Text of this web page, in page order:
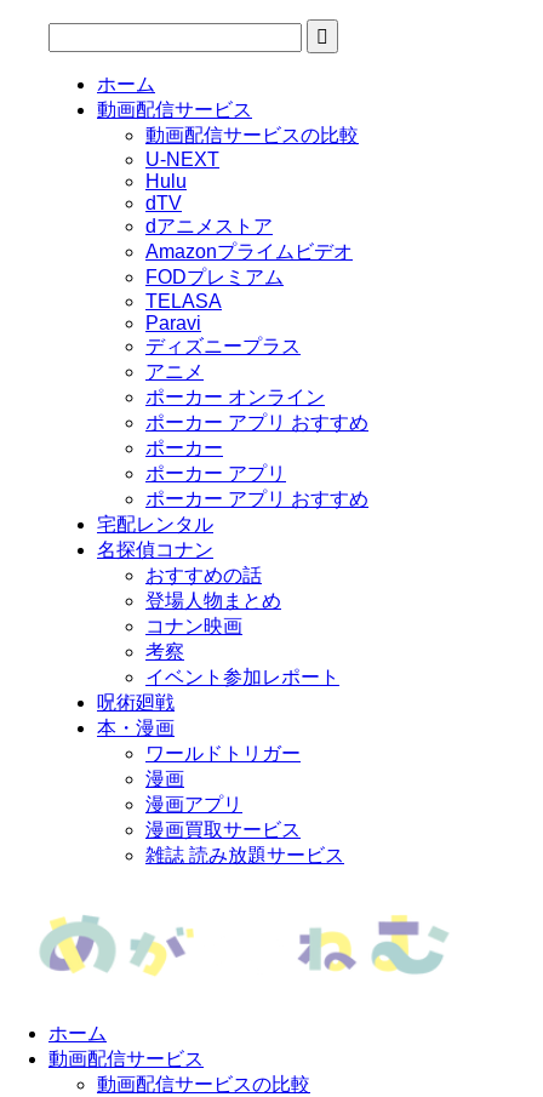
ホーム
動画配信サービス
動画配信サービスの比較
U-NEXT
Hulu
dTV
dアニメストア
Amazonプライムビデオ
FODプレミアム
TELASA
Paravi
ディズニープラス
アニメ
ポーカー オンライン
ポーカー アプリ おすすめ
ポーカー
ポーカー アプリ
ポーカー アプリ おすすめ
宅配レンタル
名探偵コナン
おすすめの話
登場人物まとめ
コナン映画
考察
イベント参加レポート
呪術廻戦
本・漫画
ワールドトリガー
漫画
漫画アプリ
漫画買取サービス
雑誌 読み放題サービス
ホーム
動画配信サービス
動画配信サービスの比較